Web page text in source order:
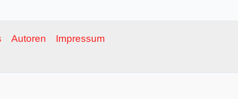
Autoren
Impressum